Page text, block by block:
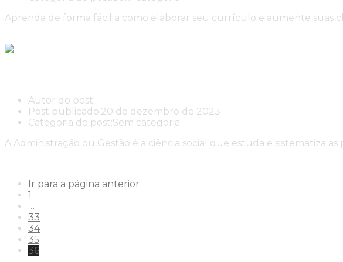
Aprenda de forma fácil a como elaborar seu currículo e aumente suas
Autor do post:
Post publicado:20 de dezembro de 2023
Categoria do post:Sem categoria
A Administração ou Gestão é a ciência social que estuda e sistematiza
Ir para a página anterior
1
…
33
34
35
36